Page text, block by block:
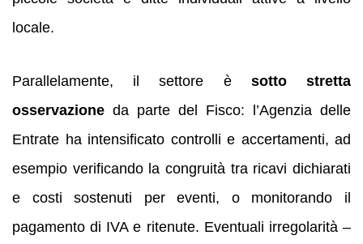
locale.
Parallelamente, il settore è sotto stretta
osservazione da parte del Fisco: l’Agenzia delle
Entrate ha intensificato controlli e accertamenti, ad
esempio verificando la congruità tra ricavi dichiarati
e costi sostenuti per eventi, o monitorando il
pagamento di IVA e ritenute. Eventuali irregolarità –